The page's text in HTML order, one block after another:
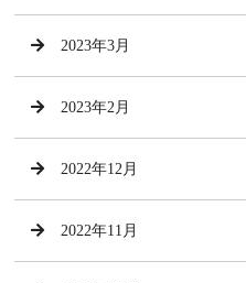
2023年3月
2023年2月
2022年12月
2022年11月